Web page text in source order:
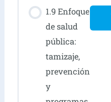
1.9 Enfoque
de salud
pública:
tamizaje,
prevención
y